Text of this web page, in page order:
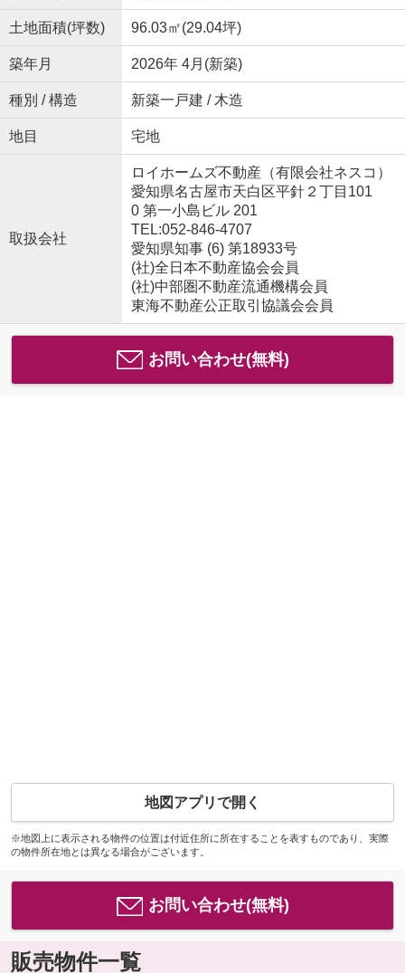
土地面積(坪数) 96.03㎡(29.04坪)
築年月 2026年 4月(新築)
種別 / 構造 新築一戸建 / 木造
地目 宅地
取扱会社
ロイホームズ不動産（有限会社ネスコ）
愛知県名古屋市天白区平針２丁目101
0 第一小島ビル 201
TEL:052-846-4707
愛知県知事 (6) 第18933号
(社)全日本不動産協会会員
(社)中部圏不動産流通機構会員
東海不動産公正取引協議会会員
お問い合わせ(無料)
地図アプリで開く
※地図上に表示される物件の位置は付近住所に所在することを表すものであり、実際
の物件所在地とは異なる場合がございます。
お問い合わせ(無料)
販売物件一覧